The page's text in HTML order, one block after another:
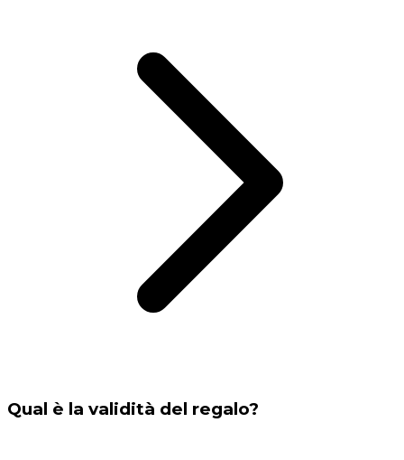
Qual è la validità del regalo?